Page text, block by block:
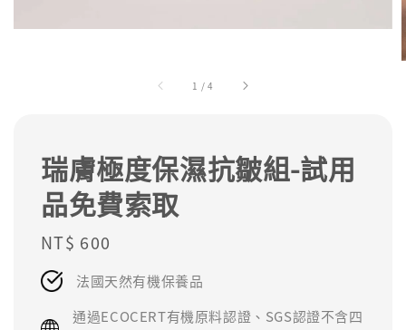
1 /4
瑞膚極度保濕抗皺組-試用
品免費索取
Regular
price
NT$ 600
法國天然有機保養品
通過ECOCERT有機原料認證、SGS認證不含四